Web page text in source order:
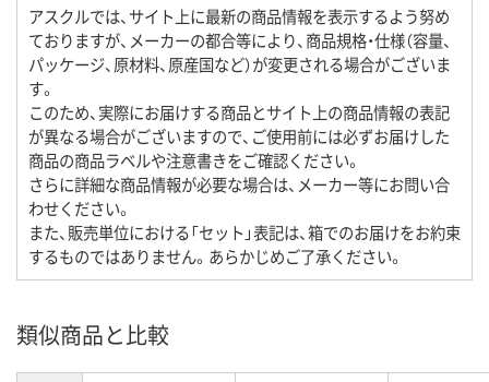
アスクルでは、サイト上に最新の商品情報を表示するよう努め
ておりますが、メーカーの都合等により、商品規格・仕様（容量、
パッケージ、原材料、原産国など）が変更される場合がございま
す。
このため、実際にお届けする商品とサイト上の商品情報の表記
が異なる場合がございますので、ご使用前には必ずお届けした
商品の商品ラベルや注意書きをご確認ください。
さらに詳細な商品情報が必要な場合は、メーカー等にお問い合
わせください。
また、販売単位における「セット」表記は、箱でのお届けをお約束
するものではありません。あらかじめご了承ください。
類似商品と比較